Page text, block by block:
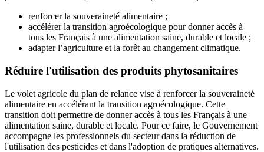
renforcer la souveraineté alimentaire ;
accélérer la transition agroécologique pour donner accès à
tous les Français à une alimentation saine, durable et locale ;
adapter l’agriculture et la forêt au changement climatique.
Réduire l'utilisation des produits phytosanitaires
Le volet agricole du plan de relance vise à renforcer la souveraineté
alimentaire en accélérant la transition agroécologique. Cette
transition doit permettre de donner accès à tous les Français à une
alimentation saine, durable et locale. Pour ce faire, le Gouvernement
accompagne les professionnels du secteur dans la réduction de
l'utilisation des pesticides et dans l'adoption de pratiques alternatives.